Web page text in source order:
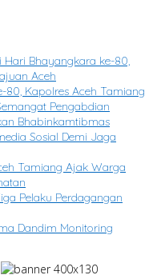
Hari Bhayangkara ke-80,
Aceh
80, Kapolres Aceh Tamiang
Pengabdian
Bhabinkamtibmas
Sosial Demi Jaga
Tamiang Ajak Warga
Pelaku Perdagangan
Dandim Monitoring